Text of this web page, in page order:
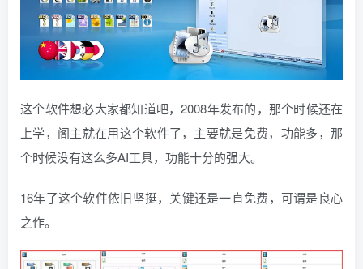
这个软件想必大家都知道吧，2008年发布的，那个时候还在
上学，阁主就在用这个软件了，主要就是免费，功能多，那
个时候没有这么多AI工具，功能十分的强大。
16年了这个软件依旧坚挺，关键还是一直免费，可谓是良心
之作。